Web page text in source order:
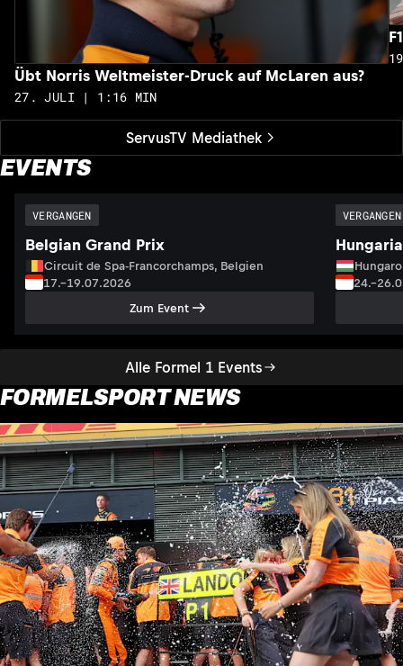
ServusTV Mediathek
Übt Norris Weltmeister-Druck auf McLaren aus?
27. JULI | 1:16 MIN
EVENTS
Alle Formel 1 Events
VERGANGEN
Belgian Grand Prix
Circuit de Spa-Francorchamps, Belgien
17.–19.07.2026
Zum Event
VERGANGEN
FORMELSPORT NEWS